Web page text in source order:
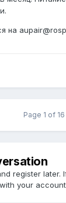
на
Page 1 of 16
register later.
your